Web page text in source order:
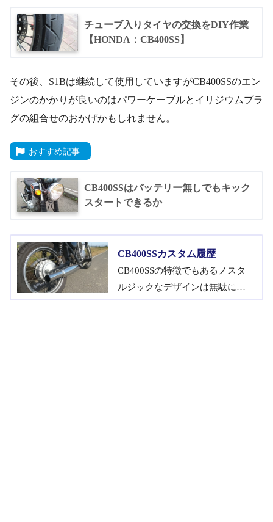
チューブ入りタイヤの交換をDIY作業
【HONDA：CB400SS】
その後、S1Bは継続して使用していますがCB400SSのエン
ジンのかかりが良いのはパワーケーブルとイリジウムプラ
グの組合せのおかげかもしれません。
おすすめ記事
CB400SSはバッテリー無しでもキック
スタートできるか
CB400SSカスタム履歴
CB400SSの特徴でもあるノスタ
ルジックなデザインは無駄にい
じる必要ない個性的なバイクで